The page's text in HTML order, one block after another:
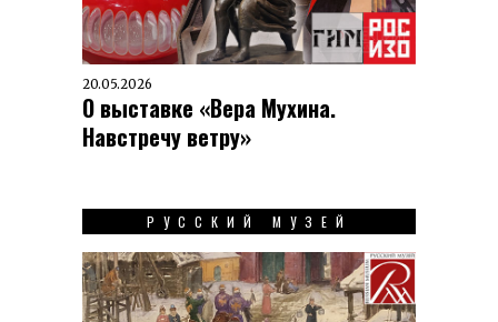
20.05.2026
О выставке «Вера Мухина.
Навстречу ветру»
РУССКИЙ МУЗЕЙ